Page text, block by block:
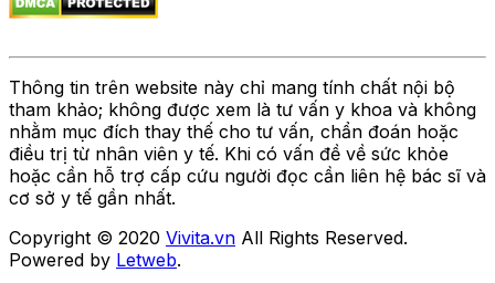
Thông tin trên website này chỉ mang tính chất nội bộ
tham khảo; không được xem là tư vấn y khoa và không
nhằm mục đích thay thế cho tư vấn, chẩn đoán hoặc
điều trị từ nhân viên y tế. Khi có vấn đề về sức khỏe
hoặc cần hỗ trợ cấp cứu người đọc cần liên hệ bác sĩ và
cơ sở y tế gần nhất.
Copyright © 2020 Vivita.vn All Rights Reserved.
Powered by Letweb.